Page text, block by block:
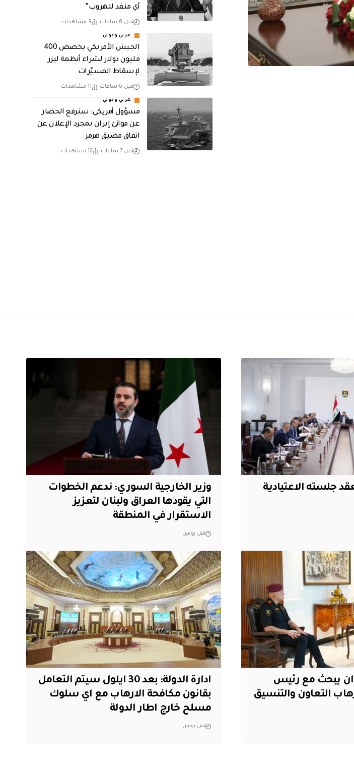
أي منفذ للهروب”
قبل 6 ساعات 9 مشاهدات
عربي ودولي
الجيش الأمريكي يخصص 400
مليون دولار لشراء أنظمة ليزر
لإسقاط المسيّرات
قبل 6 ساعات 11 مشاهدات
عربي ودولي
مسؤول أمريكي: سنرفع الحصار
عن موانئ إيران بمجرد الإعلان عن
اتفاق مضيق هرمز
قبل 7 ساعات 12 مشاهدات
جلسته الاعتيادية
وزير الخارجية السوري: ندعم الخطوات
التي يقودها العراق ولبنان لتعزيز
الاستقرار في المنطقة
قبل يومين
يبحث مع رئيس
التعاون والتنسيق
ادارة الدولة: بعد 30 ايلول سيتم التعامل
بقانون مكافحة الارهاب مع اي سلوك
مسلح خارج اطار الدولة
قبل يومين